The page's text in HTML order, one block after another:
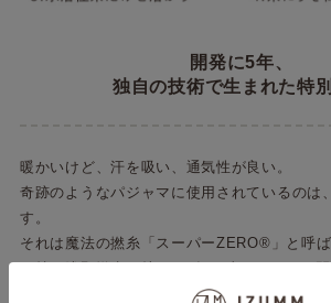
開発に5年、
独自の技術で生まれた特
暖かいけど、汗を吸い、通気性が良い。
奇跡のようなパジャマに使用されているのは
す。
それは魔法の撚糸「スーパーZERO®」と呼
を持つ浅野撚糸（株）が5年の歳月をかけて
に空気をたっぷり含む糸です。タオル地はこ